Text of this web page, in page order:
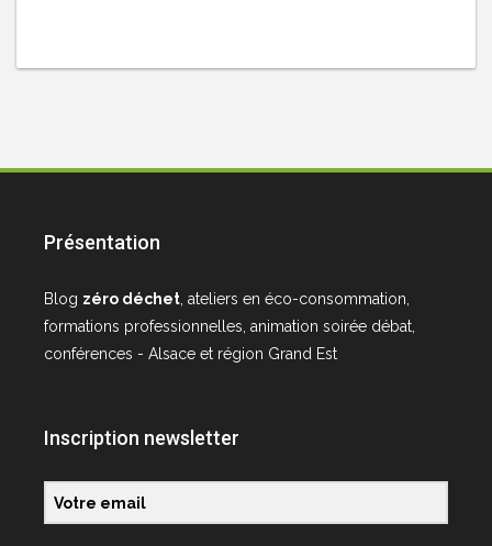
Présentation
Blog zéro déchet, ateliers en éco-consommation,
formations professionnelles, animation soirée débat,
conférences - Alsace et région Grand Est
Inscription newsletter